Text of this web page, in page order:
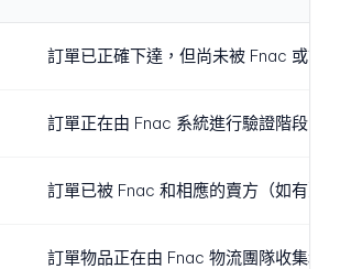
訂單已正確下達，但尚未被 Fnac 或市
訂單正在由 Fnac 系統進行驗證階段。
訂單已被 Fnac 和相應的賣方（如有）
訂單物品正在由 Fnac 物流團隊收集和